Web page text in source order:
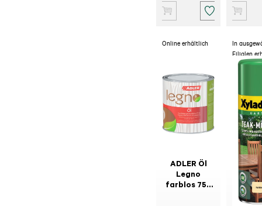
Online erhältlich
ADLER Öl
Legno
farblos 750
In
Filialen